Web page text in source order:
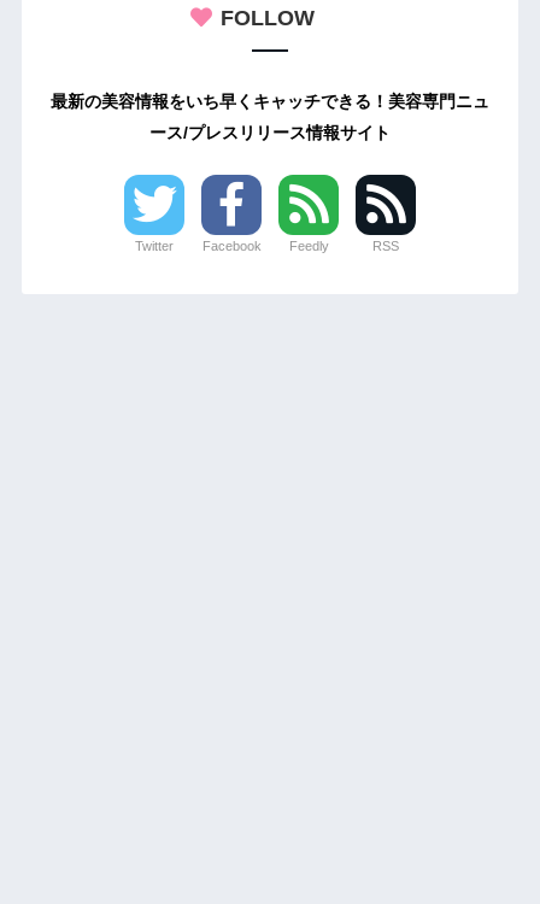
FOLLOW
最新の美容情報をいち早くキャッチできる！美容専門ニュ
ース/プレスリリース情報サイト
Twitter Facebook Feedly RSS